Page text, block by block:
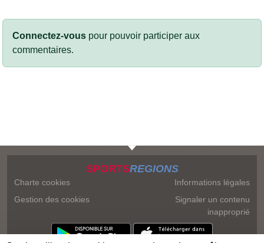
Connectez-vous pour pouvoir participer aux
commentaires.
SPORTSREGIONS
Charte cookies
Gestion des cookies
Informations légales
Signaler un contenu
inapproprié